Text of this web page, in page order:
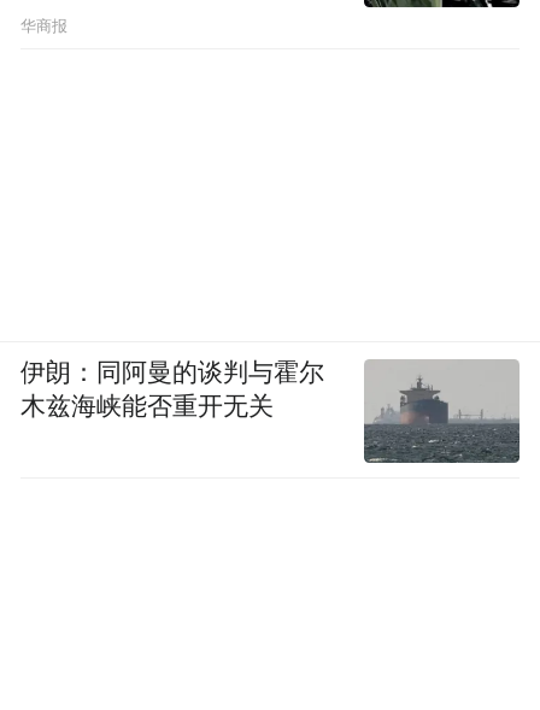
华商报
伊朗：同阿曼的谈判与霍尔
木兹海峡能否重开无关